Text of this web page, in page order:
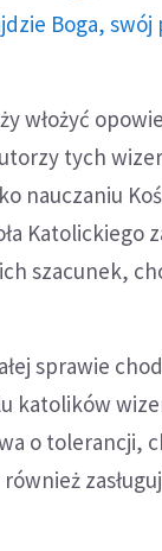
Boga,
włożyć
tych
nauczaniu
Katolickiego
szacunek,
sprawie
katolików
o tolerancji,